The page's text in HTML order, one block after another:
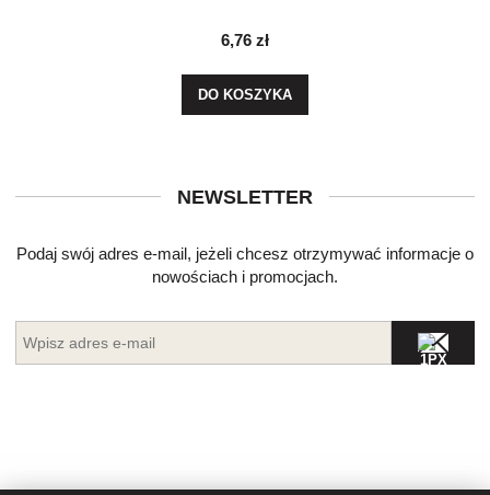
6,76 zł
DO KOSZYKA
NEWSLETTER
Podaj swój adres e-mail, jeżeli chcesz otrzymywać informacje o
nowościach i promocjach.